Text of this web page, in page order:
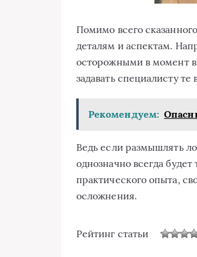
Помимо всего
деталям и аспектам.
осторожными в момент
задавать специалисту
Рекомендуем:
Ведь если размышлять
однозначно всегда
практического опыта,
осложнения.
Рейтинг статьи